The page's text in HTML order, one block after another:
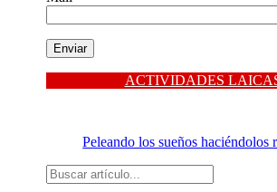
ACTIVIDADES
Peleando los sueños haciéndolos
Buscar